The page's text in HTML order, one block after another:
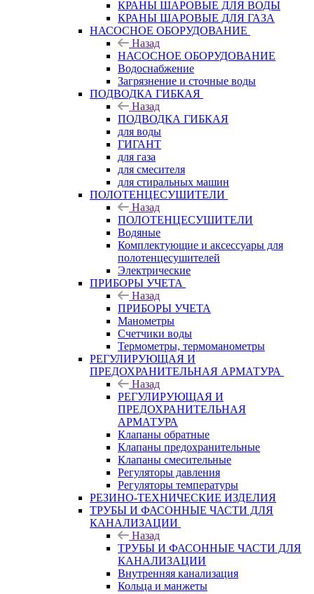
КРАНЫ ШАРОВЫЕ ДЛЯ ВОДЫ
КРАНЫ ШАРОВЫЕ ДЛЯ ГАЗА
НАСОСНОЕ ОБОРУДОВАНИЕ
Назад
НАСОСНОЕ ОБОРУДОВАНИЕ
Водоснабжение
Загрязнение и сточные воды
ПОДВОДКА ГИБКАЯ
Назад
ПОДВОДКА ГИБКАЯ
для воды
ГИГАНТ
для газа
для смесителя
для стиральных машин
ПОЛОТЕНЦЕСУШИТЕЛИ
Назад
ПОЛОТЕНЦЕСУШИТЕЛИ
Водяные
Комплектующие и аксессуары для
полотенцесушителей
Электрические
ПРИБОРЫ УЧЕТА
Назад
ПРИБОРЫ УЧЕТА
Манометры
Счетчики воды
Термометры, термоманометры
РЕГУЛИРУЮЩАЯ И
ПРЕДОХРАНИТЕЛЬНАЯ АРМАТУРА
Назад
РЕГУЛИРУЮЩАЯ И
ПРЕДОХРАНИТЕЛЬНАЯ
АРМАТУРА
Клапаны обратные
Клапаны предохранительные
Клапаны смесительные
Регуляторы давления
Регуляторы температуры
РЕЗИНО-ТЕХНИЧЕСКИЕ ИЗДЕЛИЯ
ТРУБЫ И ФАСОННЫЕ ЧАСТИ ДЛЯ
КАНАЛИЗАЦИИ
Назад
ТРУБЫ И ФАСОННЫЕ ЧАСТИ ДЛЯ
КАНАЛИЗАЦИИ
Внутренняя канализация
Кольца и манжеты